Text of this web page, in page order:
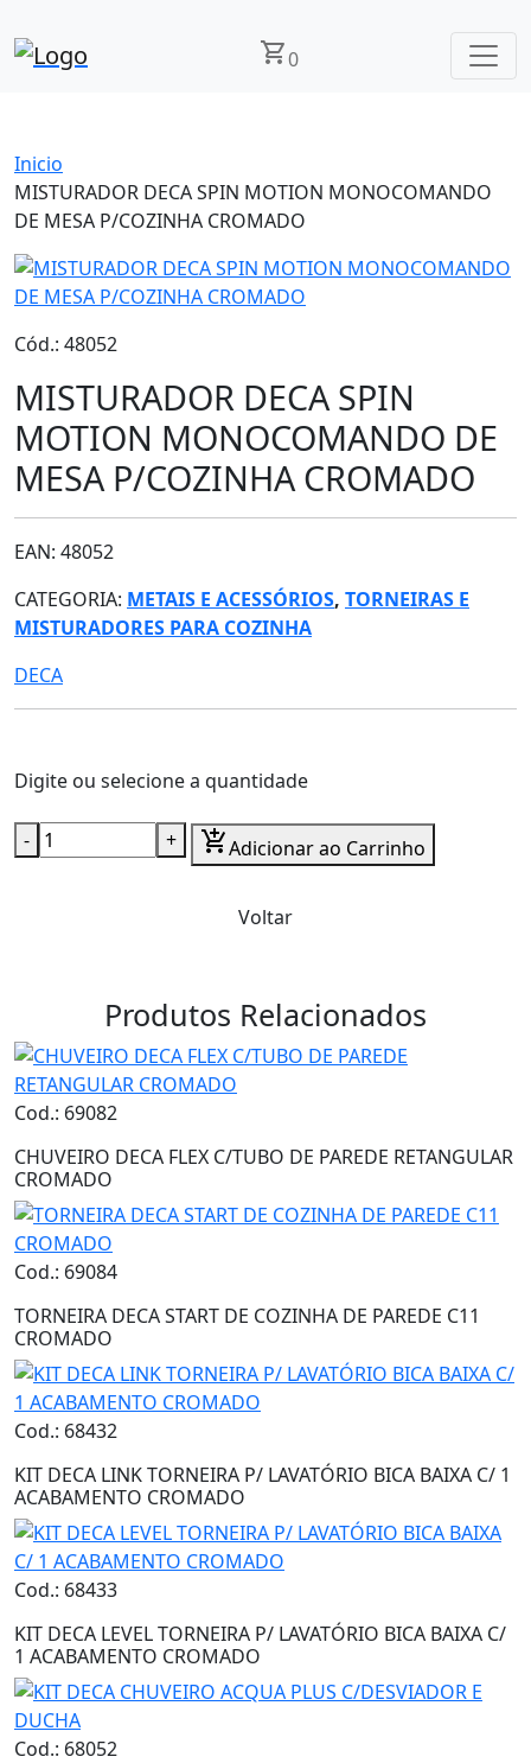
shopping_cart0
Inicio
MISTURADOR DECA SPIN MOTION MONOCOMANDO
DE MESA P/COZINHA CROMADO
Cód.: 48052
MISTURADOR DECA SPIN
MOTION MONOCOMANDO DE
MESA P/COZINHA CROMADO
EAN: 48052
CATEGORIA: METAIS E ACESSÓRIOS, TORNEIRAS E
MISTURADORES PARA COZINHA
DECA
Digite ou selecione a quantidade
- + add_shopping_cartAdicionar ao Carrinho
Voltar
Produtos Relacionados
Cod.: 69082
CHUVEIRO DECA FLEX C/TUBO DE PAREDE RETANGULAR
CROMADO
Cod.: 69084
TORNEIRA DECA START DE COZINHA DE PAREDE C11
CROMADO
Cod.: 68432
KIT DECA LINK TORNEIRA P/ LAVATÓRIO BICA BAIXA C/ 1
ACABAMENTO CROMADO
Cod.: 68433
KIT DECA LEVEL TORNEIRA P/ LAVATÓRIO BICA BAIXA C/
1 ACABAMENTO CROMADO
Cod.: 68052